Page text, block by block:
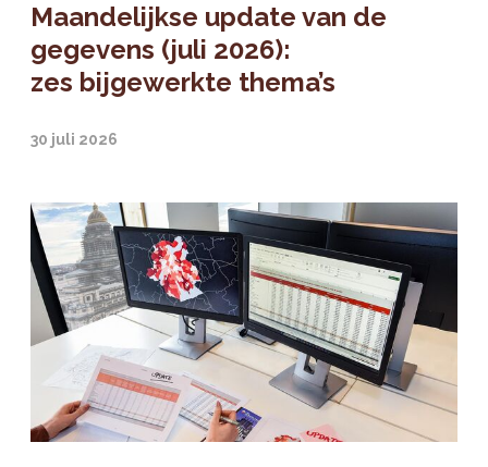
Maandelijkse update van de
gegevens (juli 2026):
zes bijgewerkte thema’s
30 juli 2026